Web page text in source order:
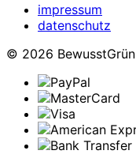
impressum
datenschutz
© 2026 BewusstGrün